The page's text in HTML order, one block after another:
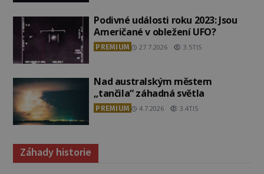
Podivné události roku 2023: Jsou
Američané v obležení UFO?
PREMIUM 27.7.2026 3.5TIS
Nad australským městem
„tančila“ záhadná světla
PREMIUM 4.7.2026 3.4TIS
Záhady historie